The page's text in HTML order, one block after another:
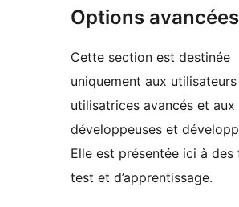
Options avancées
Cette section est destinée
uniquement aux
utilisatrices avancés et aux
développeuses et
Elle est présentée ici à des
test et d’apprentissage.